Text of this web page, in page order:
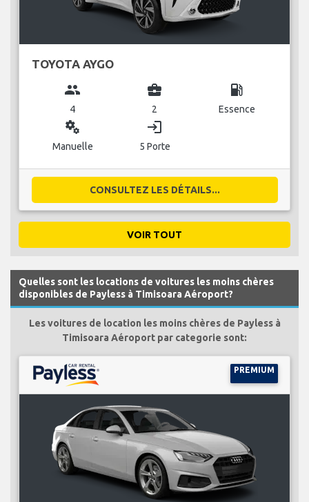
TOYOTA AYGO
group
4
business_center
2
local_gas_station
Essence
miscellaneous_services
Manuelle
login
5 Porte
CONSULTEZ LES DÉTAILS...
VOIR TOUT
Quelles sont les locations de voitures les moins chères
disponibles de Payless à Timisoara Aéroport?
Les voitures de location les moins chères de Payless à
Timisoara Aéroport par categorie sont:
PREMIUM